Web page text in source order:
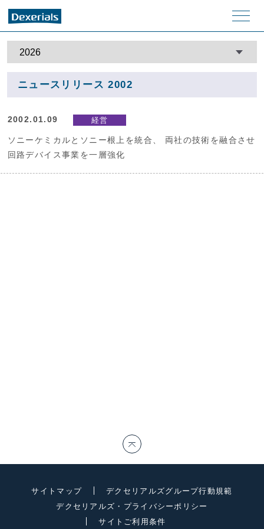
メニ
ュー
ニュースリリース 2002
2002.01.09 経営
ソニーケミカルとソニー根上を統合、 両社の技術を融合させ
回路デバイス事業を一層強化
サイトマップ
デクセリアルズグループ行動規範
デクセリアルズ・プライバシーポリシー
サイトご利用条件